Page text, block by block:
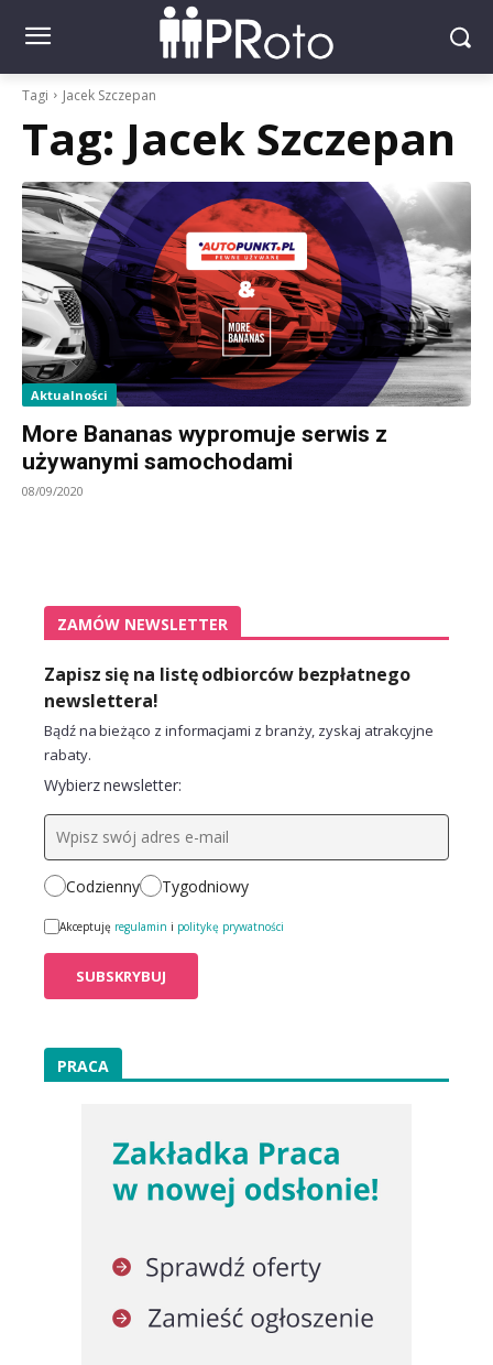
Tagi Jacek Szczepan
Tag: Jacek Szczepan
Aktualności
More Bananas wypromuje serwis z
używanymi samochodami
08/09/2020
ZAMÓW NEWSLETTER
Zapisz się na listę odbiorców bezpłatnego
newslettera!
Bądź na bieżąco z informacjami z branży, zyskaj atrakcyjne
rabaty.
Wybierz newsletter:
Codzienny Tygodniowy
Akceptuję regulamin i politykę prywatności
PRACA